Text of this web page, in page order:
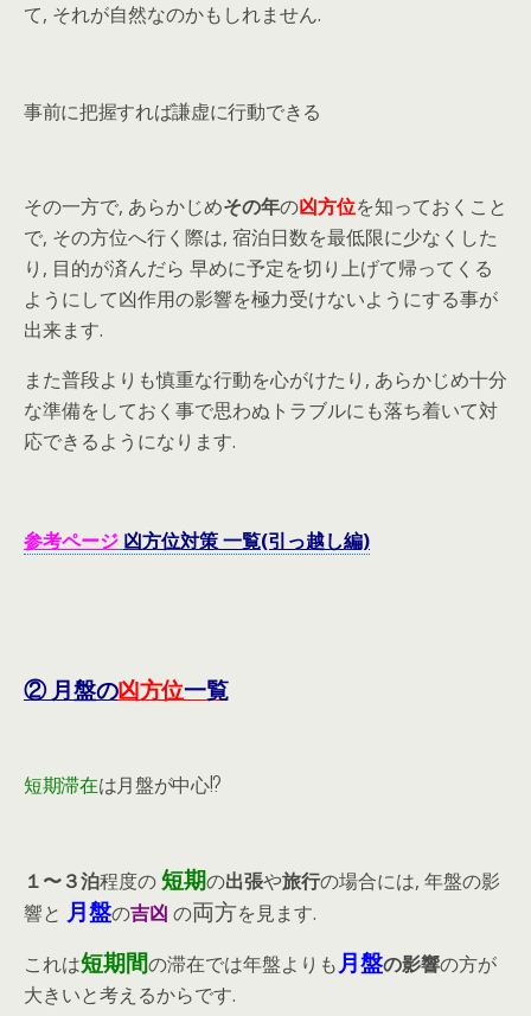
て, それが自然なのかもしれません.
事前に把握すれば謙虚に行動できる
その一方で, あらかじめその年の凶方位を知っておくこと
で, その方位へ行く際は, 宿泊日数を最低限に少なくした
り, 目的が済んだら 早めに予定を切り上げて帰ってくる
ようにして凶作用の影響を極力受けないようにする事が
出来ます.
また普段よりも慎重な行動を心がけたり, あらかじめ十分
な準備をしておく事で思わぬトラブルにも落ち着いて対
応できるようになります.
参考ページ 凶方位対策 一覧(引っ越し編)
② 月盤の凶方位一覧
短期滞在は月盤が中心!?
１〜３泊程度の短期の出張や旅行の場合には, 年盤の影
響と 月盤の吉凶 の両方を見ます.
これは短期間の滞在では年盤よりも月盤の影響の方が
大きいと考えるからです.